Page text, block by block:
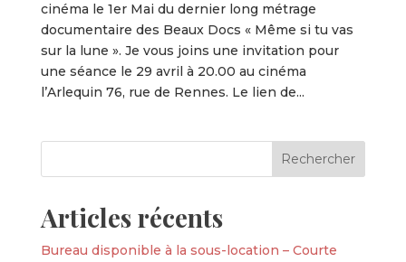
cinéma le 1er Mai du dernier long métrage
documentaire des Beaux Docs « Même si tu vas
sur la lune ». Je vous joins une invitation pour
une séance le 29 avril à 20.00 au cinéma
l’Arlequin 76, rue de Rennes. Le lien de...
Articles récents
Bureau disponible à la sous-location – Courte